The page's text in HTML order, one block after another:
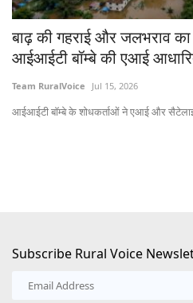
बाढ़ की गहराई और जलभराव
आईआईटी बॉम्बे की एआई
Team RuralVoice Jul 15, 2026
आईआईटी बॉम्बे के शोधकर्ताओं ने एआई और
Subscribe Rural Voice